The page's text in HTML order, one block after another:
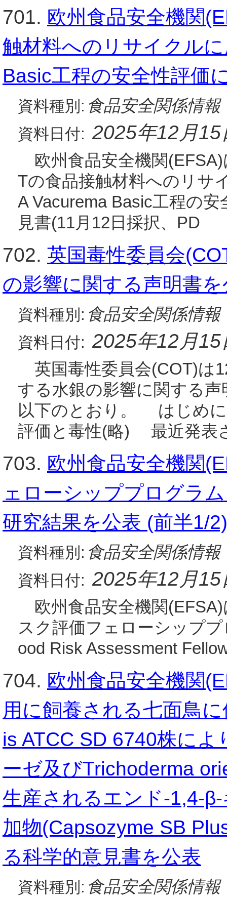
701. 欧州食品安全機関
触材料へのリサイクル
Basic工程の安全性評価
資料種別: 食品安全関係情報
資料日付: 2025年12月15
欧州食品安全機関
Tの食品接触材料へのリサ
A Vacurema Basic工程の
見書(11月12日採択、PD
702. 英国毒性委員会
の影響に関する声明書を
資料種別: 食品安全関係情報
資料日付: 2025年12月15
英国毒性委員会(COT)は
する水銀の影響に関する
以下のとおり。 はじめ
評価と毒性(略) 最近発表
703. 欧州食品安全機関
ェローシッププログラ
研究結果を公表 (前半1/2)
資料種別: 食品安全関係情報
資料日付: 2025年12月15
欧州食品安全機関
スク評価フェローシップ
ood Risk Assessment
704. 欧州食品安全機関
用に飼養される七面鳥
is ATCC SD 6740株に
ーゼ及びTrichoderma
生産されるエンド-1,4-
加物(Capsozyme SB
る科学的意見書を公表
資料種別: 食品安全関係情報